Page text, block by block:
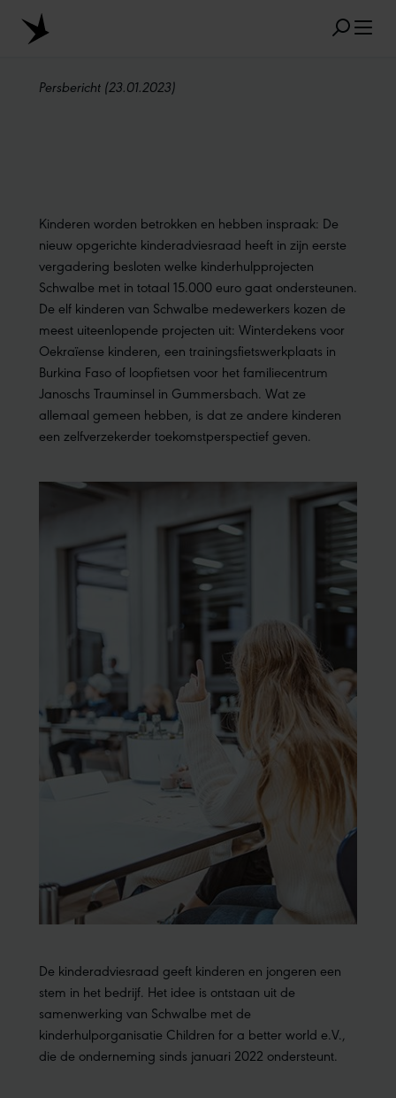
Skip to main content
CLIK VALVE
RECYCLING
ONPLATBAAR
MAATAANDUIDING
AEROTHAN
ALBERT
Persbericht (23.01.2023)
Kinderen worden betrokken en hebben inspraak: De
nieuw opgerichte kinderadviesraad heeft in zijn eerste
vergadering besloten welke kinderhulpprojecten
Schwalbe met in totaal 15.000 euro gaat ondersteunen.
De elf kinderen van Schwalbe medewerkers kozen de
meest uiteenlopende projecten uit: Winterdekens voor
Oekraïense kinderen, een trainingsfietswerkplaats in
Burkina Faso of loopfietsen voor het familiecentrum
Janoschs Trauminsel in Gummersbach. Wat ze
allemaal gemeen hebben, is dat ze andere kinderen
een zelfverzekerder toekomstperspectief geven.
De kinderadviesraad geeft kinderen en jongeren een
stem in het bedrijf. Het idee is ontstaan uit de
samenwerking van Schwalbe met de
kinderhulporganisatie Children for a better world e.V.,
die de onderneming sinds januari 2022 ondersteunt.